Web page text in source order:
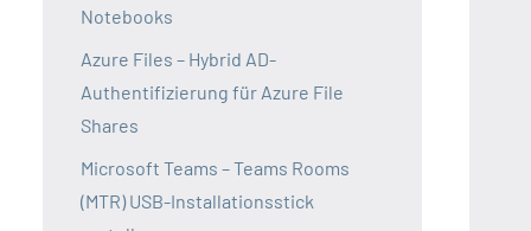
Notebooks
Azure Files – Hybrid AD-
Authentifizierung für Azure File
Shares
Microsoft Teams – Teams Rooms
(MTR) USB-Installationsstick